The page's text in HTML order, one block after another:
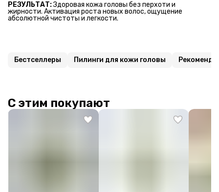
РЕЗУЛЬТАТ:Здоровая кожа головы без перхоти и
жирности. Активация роста новых волос, ощущение
абсолютной чистоты и легкости.
Бестселлеры Пилинги для кожи головы
С этим покупают